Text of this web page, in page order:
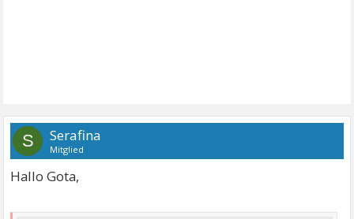
S Serafina
Mitglied
Hallo Gota,